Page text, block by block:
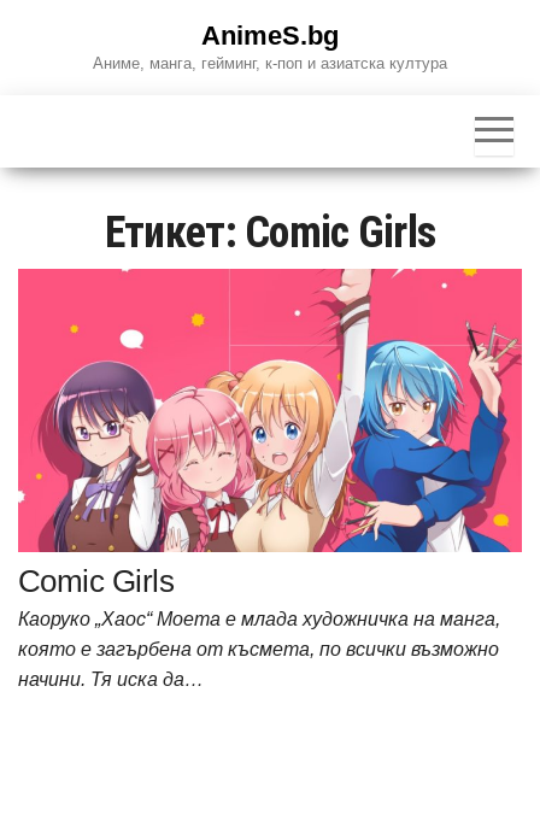
AnimeS.bg
Аниме, манга, гейминг, к-поп и азиатска култура
Етикет: Comic Girls
Comic Girls
Каоруко „Хаос“ Моета е млада художничка на манга,
която е загърбена от късмета, по всички възможно
начини. Тя иска да…